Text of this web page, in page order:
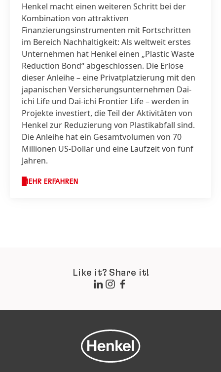
Henkel macht einen weiteren Schritt bei der
Kombination von attraktiven
Finanzierungsinstrumenten mit Fortschritten
im Bereich Nachhaltigkeit: Als weltweit erstes
Unternehmen hat Henkel einen „Plastic Waste
Reduction Bond“ abgeschlossen. Die Erlöse
dieser Anleihe – eine Privatplatzierung mit den
japanischen Versicherungsunternehmen Dai-
ichi Life und Dai-ichi Frontier Life – werden in
Projekte investiert, die Teil der Aktivitäten von
Henkel zur Reduzierung von Plastikabfall sind.
Die Anleihe hat ein Gesamtvolumen von 70
Millionen US-Dollar und eine Laufzeit von fünf
Jahren.
MEHR ERFAHREN
Like it? Share it!